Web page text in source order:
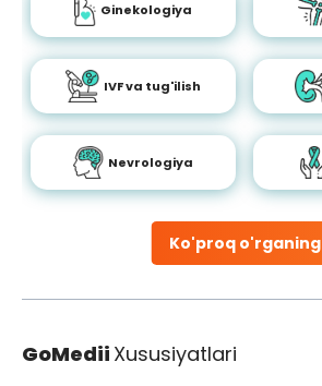
Ko'proq o'rganing
Ginekologiya
IVF va tug'ilish
Nevrologiya
GoMedii Xususiyatlari